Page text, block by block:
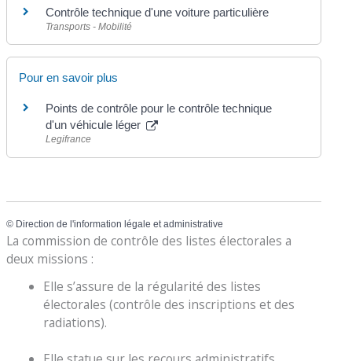
Contrôle technique d'une voiture particulière
Transports - Mobilité
Pour en savoir plus
Points de contrôle pour le contrôle technique
d'un véhicule léger
Legifrance
© Direction de l'information légale et administrative
La commission de contrôle des listes électorales a
deux missions :
Elle s’assure de la régularité des listes
électorales (contrôle des inscriptions et des
radiations).